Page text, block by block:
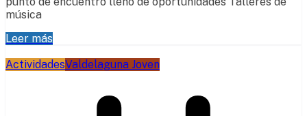
música
Leer más
ActividadesValdelaguna Joven